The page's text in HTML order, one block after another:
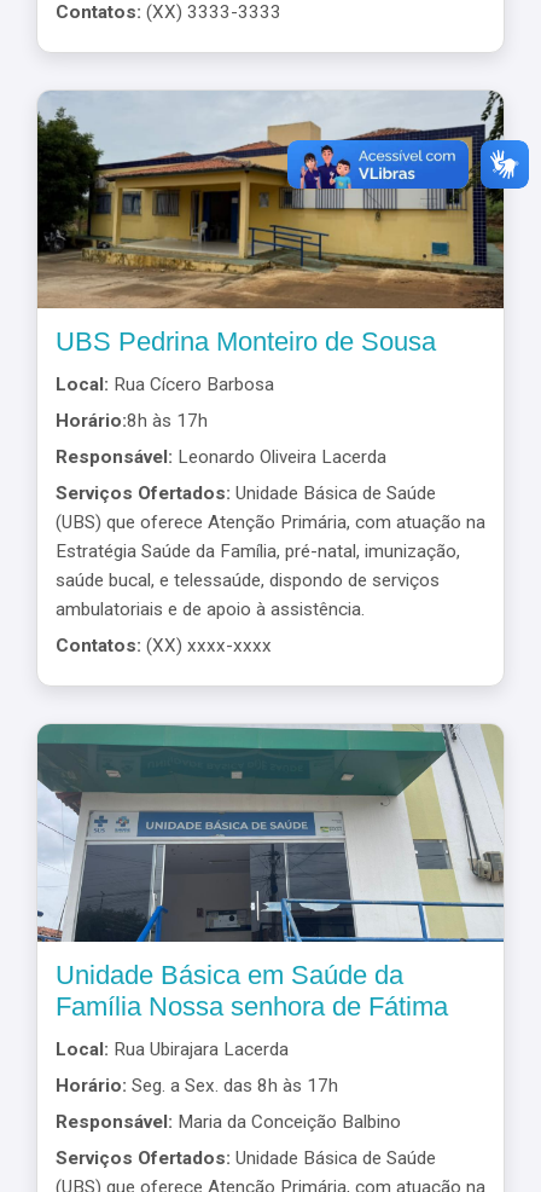
Contatos: (XX) 3333-3333
UBS Pedrina Monteiro de Sousa
Local: Rua Cícero Barbosa
Horário:8h às 17h
Responsável: Leonardo Oliveira Lacerda
Serviços Ofertados: Unidade Básica de Saúde
(UBS) que oferece Atenção Primária, com atuação na
Estratégia Saúde da Família, pré-natal, imunização,
saúde bucal, e telessaúde, dispondo de serviços
ambulatoriais e de apoio à assistência.
Contatos: (XX) xxxx-xxxx
Unidade Básica em Saúde da
Família Nossa senhora de Fátima
Local: Rua Ubirajara Lacerda
Horário: Seg. a Sex. das 8h às 17h
Responsável: Maria da Conceição Balbino
Serviços Ofertados: Unidade Básica de Saúde
(UBS) que oferece Atenção Primária, com atuação na